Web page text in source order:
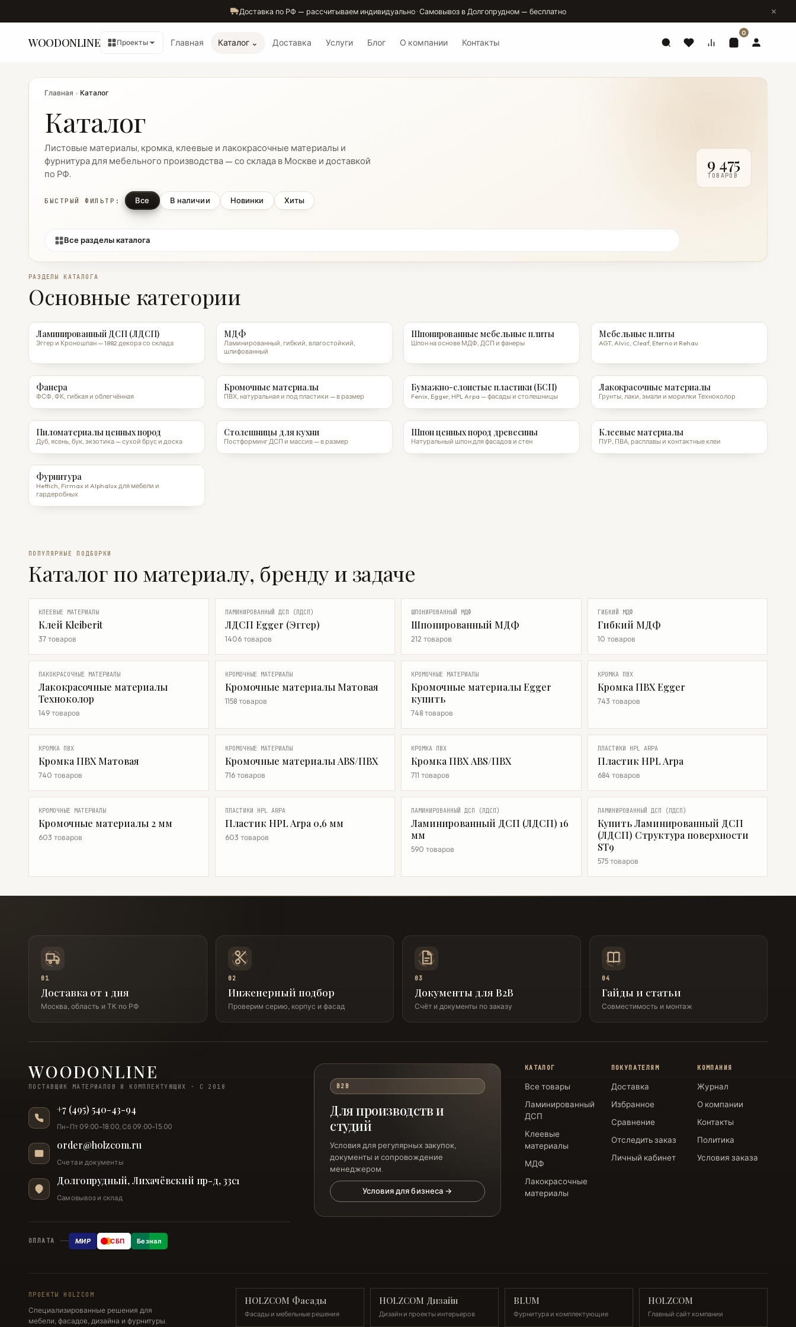
Доставка по РФ — рассчитываем индивидуально · Самовывоз в Долгопрудном — бесплатно
WOODONLINE Проекты Главная Каталог ⌄ Доставка Услуги Блог О компании Контакты
0
Главная › Каталог
Каталог
Листовые материалы, кромка, клеевые и лакокрасочные материалы и
фурнитура для мебельного производства — со склада в Москве и доставкой
по РФ.
Все разделы каталога
9 475
ТОВАРОВ
БЫСТРЫЙ ФИЛЬТР: Все В наличии Новинки Хиты
РАЗДЕЛЫ КАТАЛОГА
Основные категории
Ламинированный ДСП (ЛДСП)
Эггер и Кроношпан — 1882 декора со склада
МДФ
Ламинированный, гибкий, влагостойкий,
шлифованный
Шпонированные мебельные плиты
Шпон на основе МДФ, ДСП и фанеры
Мебельные плиты
AGT, Alvic, Cleaf, Eterno и Rehau
Фанера
ФСФ, ФК, гибкая и облегчённая
Кромочные материалы
ПВХ, натуральная и под пластики — в размер
Бумажно-слоистые пластики (БСП)
Fenix, Egger, HPL Arpa — фасады и столешницы
Лакокрасочные материалы
Грунты, лаки, эмали и морилки Техноколор
Пиломатериалы ценных пород
Дуб, ясень, бук, экзотика — сухой брус и доска
Столешницы для кухни
Постформинг ДСП и массив — в размер
Шпон ценных пород древесины
Натуральный шпон для фасадов и стен
Клеевые материалы
ПУР, ПВА, расплавы и контактные клеи
Фурнитура
Hettich, Firmax и Alphalux для мебели и
гардеробных
ПОПУЛЯРНЫЕ ПОДБОРКИ
Каталог по материалу, бренду и задаче
КЛЕЕВЫЕ МАТЕРИАЛЫ
Клей Kleiberit
37 товаров
ЛАМИНИРОВАННЫЙ ДСП (ЛДСП)
ЛДСП Egger (Эггер)
1406 товаров
ШПОНИРОВАННЫЙ МДФ
Шпонированный МДФ
212 товаров
ГИБКИЙ МДФ
Гибкий МДФ
10 товаров
ЛАКОКРАСОЧНЫЕ МАТЕРИАЛЫ
Лакокрасочные материалы
Техноколор
149 товаров
КРОМОЧНЫЕ МАТЕРИАЛЫ
Кромочные материалы Матовая
1158 товаров
КРОМОЧНЫЕ МАТЕРИАЛЫ
Кромочные материалы Egger
купить
748 товаров
КРОМКА ПВХ
Кромка ПВХ Egger
743 товаров
КРОМКА ПВХ
Кромка ПВХ Матовая
740 товаров
КРОМОЧНЫЕ МАТЕРИАЛЫ
Кромочные материалы ABS/ПВХ
716 товаров
КРОМКА ПВХ
Кромка ПВХ ABS/ПВХ
711 товаров
ПЛАСТИКИ HPL ARPA
Пластик HPL Arpa
684 товаров
КРОМОЧНЫЕ МАТЕРИАЛЫ
Кромочные материалы 2 мм
603 товаров
ПЛАСТИКИ HPL ARPA
Пластик HPL Arpa 0,6 мм
603 товаров
ЛАМИНИРОВАННЫЙ ДСП (ЛДСП)
Ламинированный ДСП (ЛДСП) 16
мм
590 товаров
ЛАМИНИРОВАННЫЙ ДСП (ЛДСП)
Купить Ламинированный ДСП
(ЛДСП) Структура поверхности
ST9
575 товаров
01
Доставка от 1 дня
Москва, область и ТК по РФ
02
Инженерный подбор
Проверим серию, корпус и фасад
03
Документы для B2B
Счёт и документы по заказу
04
Гайды и статьи
Совместимость и монтаж
WOODONLINE
ПОСТАВЩИК МАТЕРИАЛОВ И КОМПЛЕКТУЮЩИХ · С 2018
+7 (495) 540-43-94
Пн–Пт 09:00–18:00, Сб 09:00–15:00
order@holzcom.ru
Счета и документы
Долгопрудный, Лихачёвский пр-д, 33с1
Самовывоз и склад
ОПЛАТА МИР СБП Безнал
B2B
Для производств и
студий
Условия для регулярных закупок,
документы и сопровождение
менеджером.
Условия для бизнеса →
КАТАЛОГ
Все товары
Ламинированный
ДСП
Клеевые
материалы
МДФ
Лакокрасочные
материалы
ПОКУПАТЕЛЯМ
Доставка
Избранное
Сравнение
Отследить заказ
Личный кабинет
КОМПАНИЯ
Журнал
О компании
Контакты
Политика
Условия заказа
ПРОЕКТЫ HOLZCOM
Специализированные решения для
мебели, фасадов, дизайна и фурнитуры.
HOLZCOM Фасады
Фасады и мебельные решения
HOLZCOM Дизайн
Дизайн и проекты интерьеров
BLUM
Фурнитура и комплектующие
HOLZCOM
Главный сайт компании